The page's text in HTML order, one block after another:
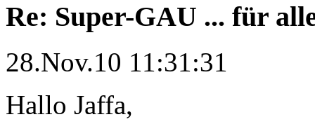
Re: Super-GAU ... für
28.Nov.10 11:31:31
Hallo Jaffa,